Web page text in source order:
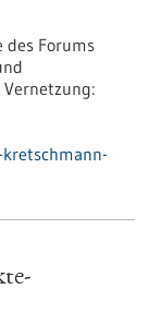
des Forums